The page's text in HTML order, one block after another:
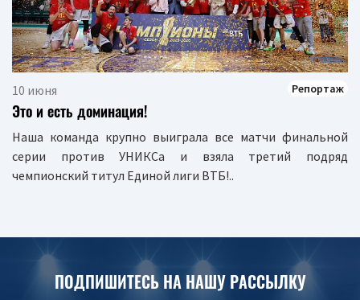
10 июня Репортаж
Это и есть доминация!
Наша команда крупно выиграла все матчи финальной
серии против УНИКСа и взяла третий подряд
чемпионский титул Единой лиги ВТБ!..
ПОДПИШИТЕСЬ НА НАШУ РАССЫЛКУ